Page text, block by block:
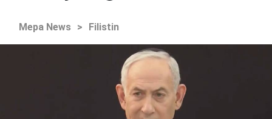
Mepa News > Filistin